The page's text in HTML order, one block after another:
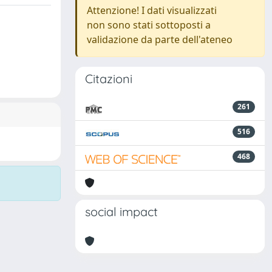
Attenzione! I dati visualizzati
non sono stati sottoposti a
validazione da parte dell'ateneo
Citazioni
261
516
468
social impact